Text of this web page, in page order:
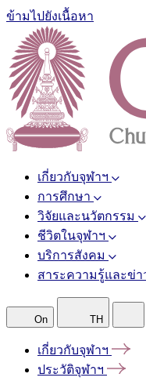
ข้ามไปยังเนื้อหา
เกี่ยวกับจุฬาฯ
การศึกษา
วิจัยและนวัตกรรม
ชีวิตในจุฬาฯ
บริการสังคม
สาระความรู้และข่า
On TH
เกี่ยวกับจุฬาฯ
ประวัติจุฬาฯ